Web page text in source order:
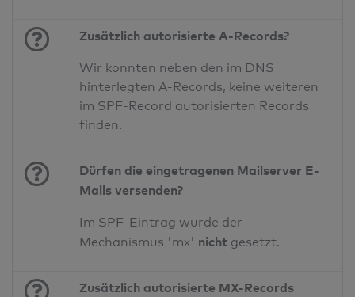
Zusätzlich autorisierte A-Records?
Wir konnten neben den im DNS
hinterlegten A-Records, keine weiteren
im SPF-Record autorisierten Records
finden.
Dürfen die eingetragenen Mailserver E-
Mails versenden?
Im SPF-Eintrag wurde der
Mechanismus 'mx' nicht gesetzt.
Zusätzlich autorisierte MX-Records